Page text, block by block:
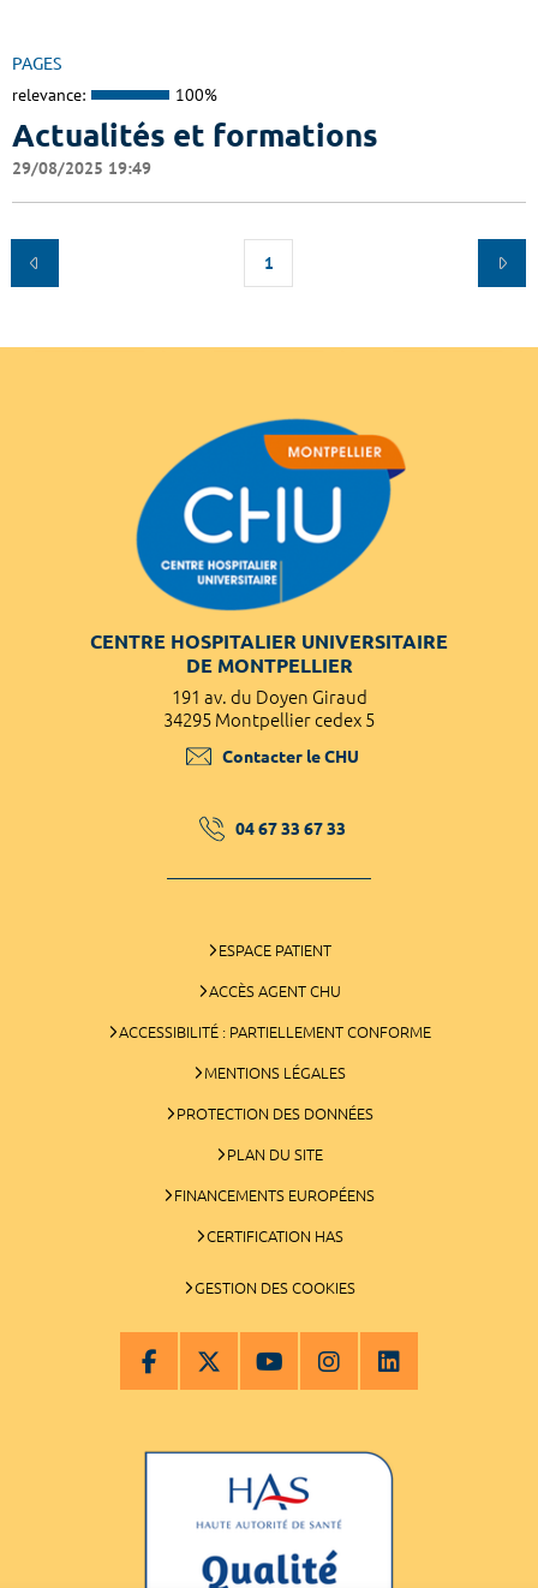
PAGES
relevance: 100%
Actualités et formations
29/08/2025 19:49
1
CENTRE HOSPITALIER UNIVERSITAIRE
DE MONTPELLIER
191 av. du Doyen Giraud
34295 Montpellier cedex 5
Contacter le CHU
04 67 33 67 33
ESPACE PATIENT
ACCÈS AGENT CHU
ACCESSIBILITÉ : PARTIELLEMENT CONFORME
MENTIONS LÉGALES
PROTECTION DES DONNÉES
PLAN DU SITE
FINANCEMENTS EUROPÉENS
CERTIFICATION HAS
GESTION DES COOKIES